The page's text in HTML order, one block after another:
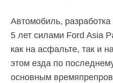
Автомобиль,
5 лет силами Ford Asia
как на асфальте, так и
этом езда по
основным